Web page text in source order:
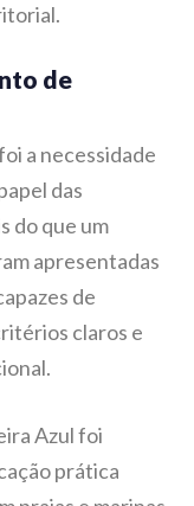
de
a necessidade
das
do que um
apresentadas
de
claros e
Azul foi
prática